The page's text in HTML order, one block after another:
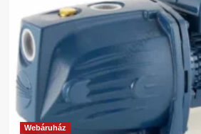
Webáruház